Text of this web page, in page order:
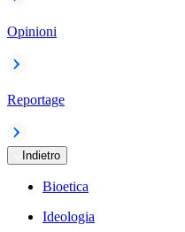
Opinioni
Reportage
Indietro
Bioetica
Ideologia